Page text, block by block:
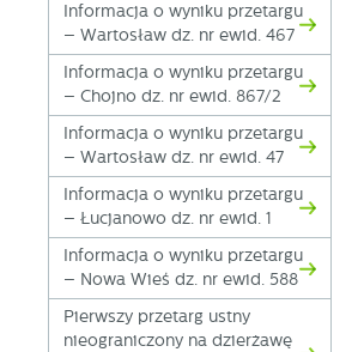
Informacja o wyniku przetargu
– Wartosław dz. nr ewid. 467
Informacja o wyniku przetargu
– Chojno dz. nr ewid. 867/2
Informacja o wyniku przetargu
– Wartosław dz. nr ewid. 47
Informacja o wyniku przetargu
– Łucjanowo dz. nr ewid. 1
Informacja o wyniku przetargu
– Nowa Wieś dz. nr ewid. 588
Pierwszy przetarg ustny
nieograniczony na dzierżawę